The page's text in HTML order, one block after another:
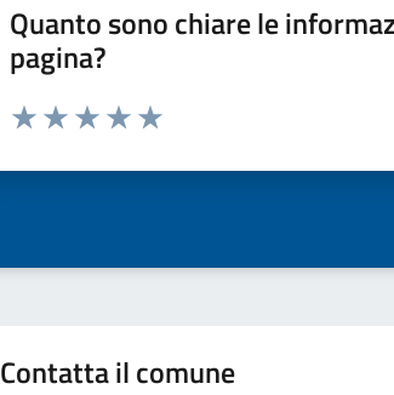
Quanto sono chiare le
pagina?
Valuta da 1 a 5 stelle la pagina
Contatta il comune